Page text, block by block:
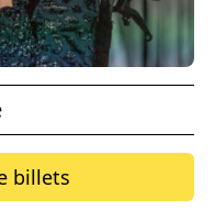
billets